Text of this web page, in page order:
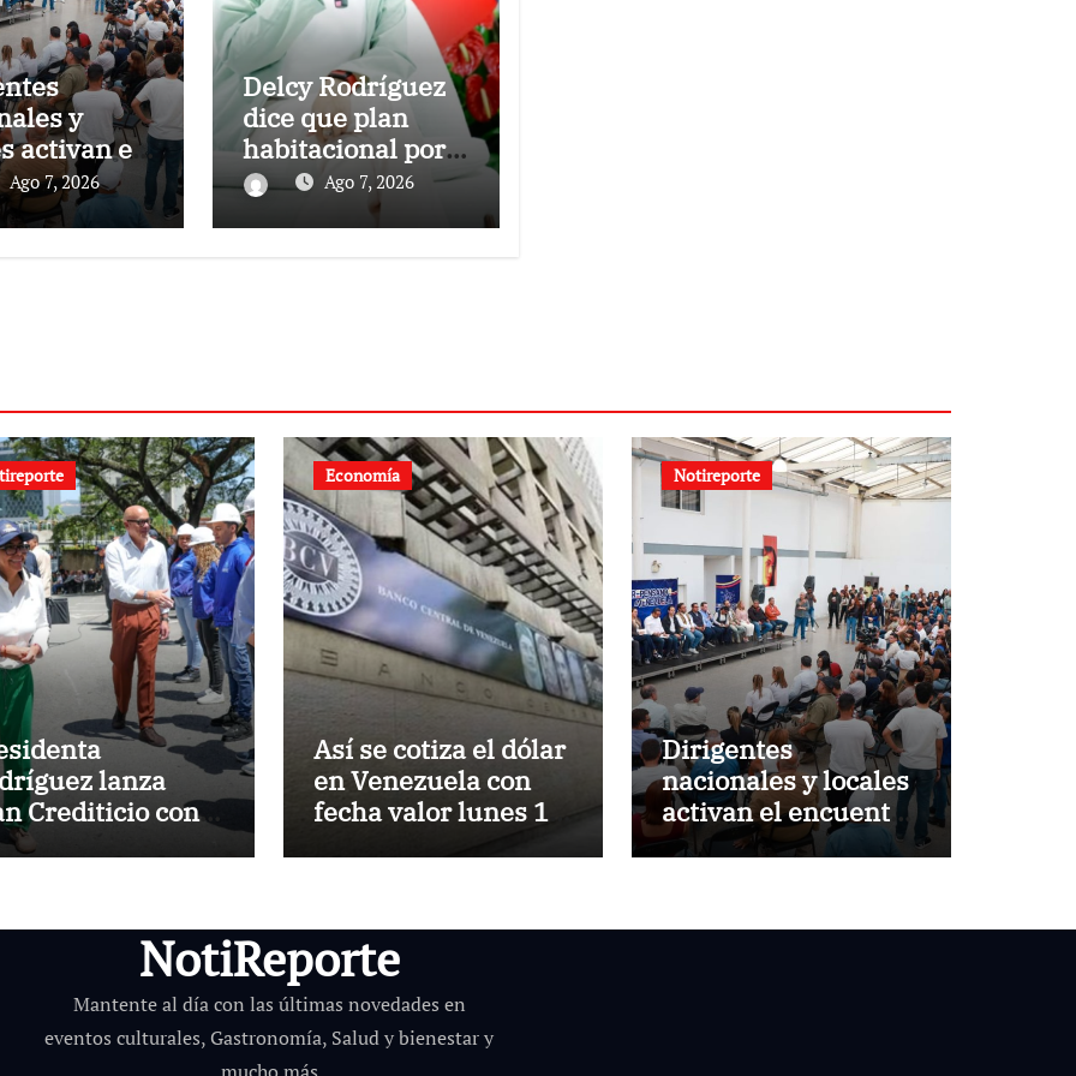
y
activan el
a
Ago 7, 2026
Delcy Rodríguez
dice que plan
habitacional por
sismos ha
beneficiado a
Ago 7, 2026
lanza
Crediticio con
Directo en
Economía
Así se cotiza el dólar
en Venezuela con
fecha valor lunes 10
Notireporte
Dirigentes
nacionales y locales
activan el encuentro
«Repensando a
desde las
NotiReporte
Mantente al día con las últimas novedades en
eventos culturales, Gastronomía, Salud y bienestar y